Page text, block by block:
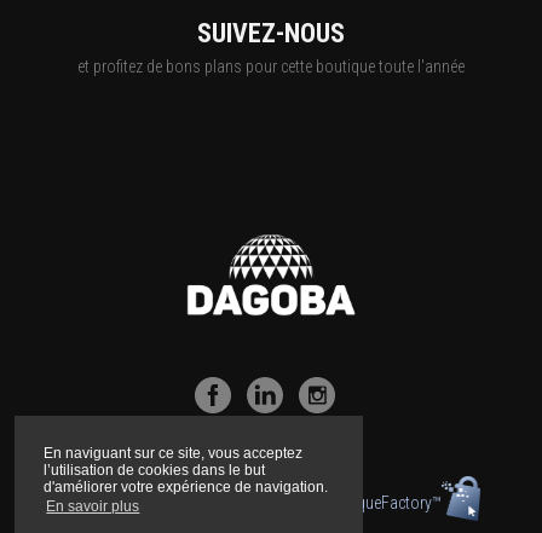
En naviguant sur ce site, vous acceptez
l’utilisation de cookies dans le but
d'améliorer votre expérience de navigation.
En savoir plus
SUIVEZ-NOUS
et profitez de bons plans pour cette boutique toute l'année
Boutique propulsée par la technologie BoutiqueFactory™